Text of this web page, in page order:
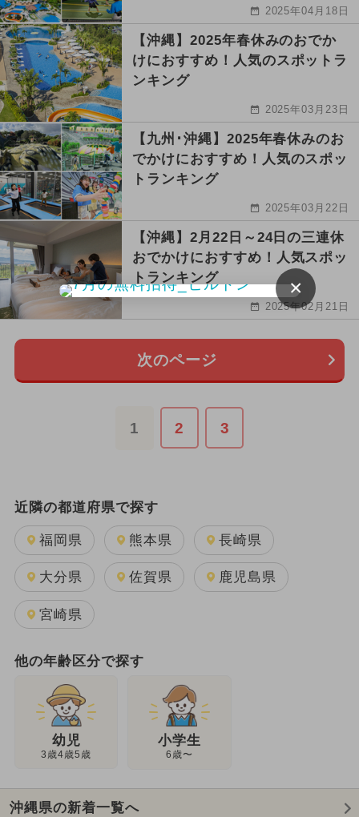
2025年04月18日
【沖縄】2025年春休みのおでか
けにおすすめ！人気のスポットラ
ンキング
2025年03月23日
【九州･沖縄】2025年春休みのお
でかけにおすすめ！人気のスポッ
トランキング
2025年03月22日
【沖縄】2月22日～24日の三連休
おでかけにおすすめ！人気スポッ
トランキング
2025年02月21日
次のページ
1 2 3
近隣の都道府県で探す
福岡県 熊本県 長崎県
大分県 佐賀県 鹿児島県
宮崎県
他の年齢区分で探す
幼児
3歳4歳5歳
小学生
6歳〜
沖縄県の新着一覧へ
×